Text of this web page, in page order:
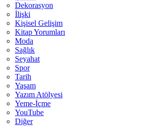
Dekorasyon
İlişki
Kişisel Gelişim
Kitap Yorumları
Moda
Sağlık
Seyahat
Spor
Tarih
Yaşam
Yazım Atölyesi
Yeme-İçme
YouTube
Diğer